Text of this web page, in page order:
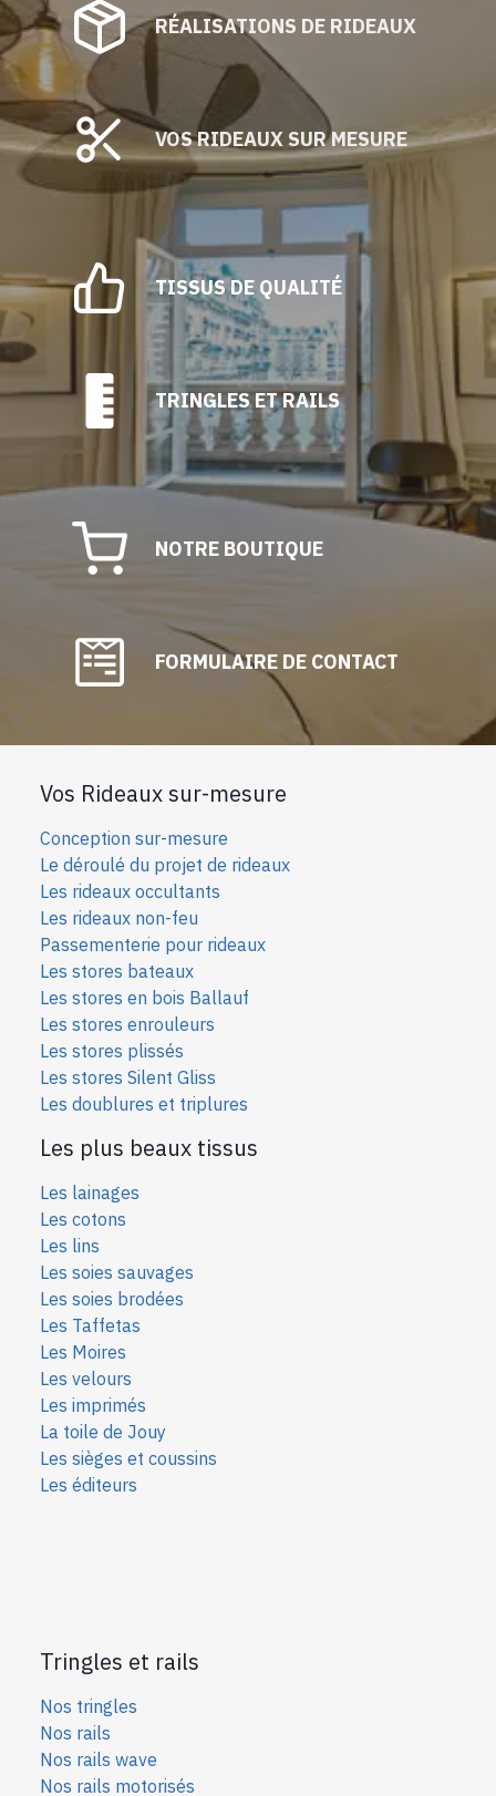
RÉALISATIONS DE RIDEAUX
VOS RIDEAUX SUR MESURE
TISSUS DE QUALITÉ
TRINGLES ET RAILS
NOTRE BOUTIQUE
FORMULAIRE DE CONTACT
Vos Rideaux sur-mesure
Conception sur-mesure
Le déroulé du projet de rideaux
Les rideaux occultants
Les rideaux non-feu
Passementerie pour rideaux
Les stores bateaux
Les stores en bois Ballauf
Les stores enrouleurs
Les stores plissés
Les stores Silent Gliss
Les doublures et triplures
Les plus beaux tissus
Les lainages
Les cotons
Les lins
Les soies sauvages
Les soies brodées
Les Taffetas
Les Moires
Les velours
Les imprimés
La toile de Jouy
Les sièges et coussins
Les éditeurs
Tringles et rails
Nos tringles
Nos rails
Nos rails wave
Nos rails motorisés